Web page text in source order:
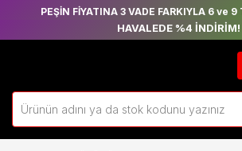
PEŞİN FİYATINA 3 VADE FARKIYLA 6 ve 9
HAVALEDE %4 İNDİRİM!